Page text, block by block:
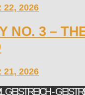
22, 2026
NO. 3 –
21, 2026